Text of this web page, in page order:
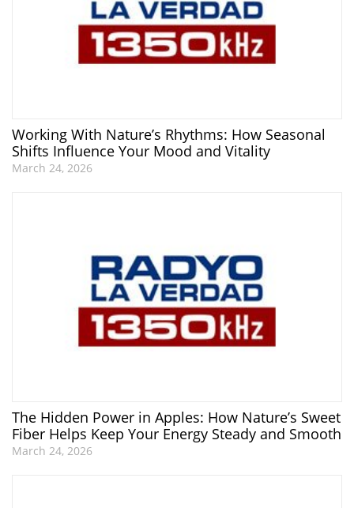
Working With Nature’s Rhythms: How Seasonal
Shifts Influence Your Mood and Vitality
March 24, 2026
The Hidden Power in Apples: How Nature’s Sweet
Fiber Helps Keep Your Energy Steady and Smooth
March 24, 2026